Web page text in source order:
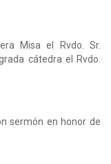
Misa el Rvdo. Sr.
cátedra el Rvdo.
sermón en honor de